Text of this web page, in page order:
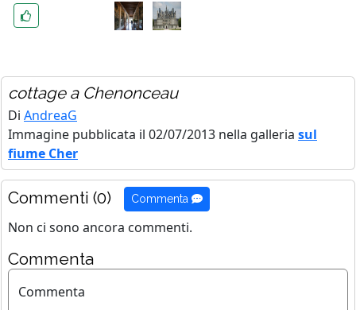
cottage a Chenonceau
Di AndreaG
Immagine pubblicata il 02/07/2013 nella galleria sul
fiume Cher
Commenti (0) Commenta
Non ci sono ancora commenti.
Commenta
Commenta